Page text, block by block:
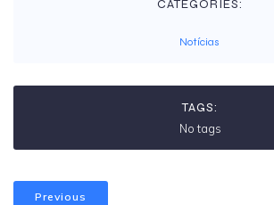
CATEGORIES:
Notícias
TAGS:
No tags
Previous